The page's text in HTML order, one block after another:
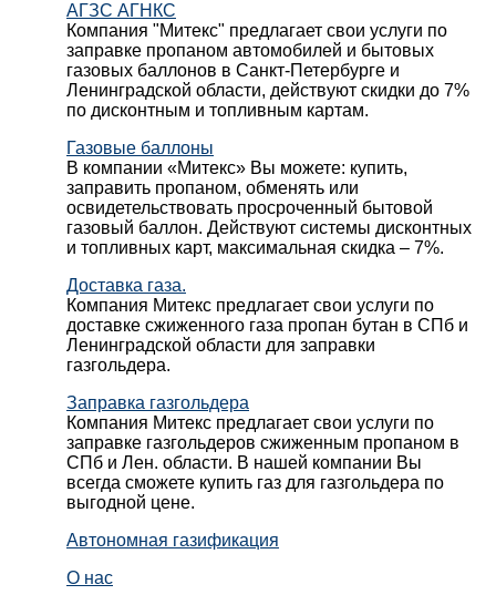
АГЗС АГНКС
Компания "Митекс" предлагает свои услуги по
заправке пропаном автомобилей и бытовых
газовых баллонов в Санкт-Петербурге и
Ленинградской области, действуют скидки до 7%
по дисконтным и топливным картам.
Газовые баллоны
В компании «Митекс» Вы можете: купить,
заправить пропаном, обменять или
освидетельствовать просроченный бытовой
газовый баллон. Действуют системы дисконтных
и топливных карт, максимальная скидка – 7%.
Доставка газа.
Компания Митекс предлагает свои услуги по
доставке сжиженного газа пропан бутан в СПб и
Ленинградской области для заправки
газгольдера.
Заправка газгольдера
Компания Митекс предлагает свои услуги по
заправке газгольдеров сжиженным пропаном в
СПб и Лен. области. В нашей компании Вы
всегда сможете купить газ для газгольдера по
выгодной цене.
Автономная газификация
О нас